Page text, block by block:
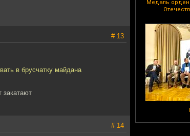
Медаль
# 13
в брусчатку майдана
закатают
# 14